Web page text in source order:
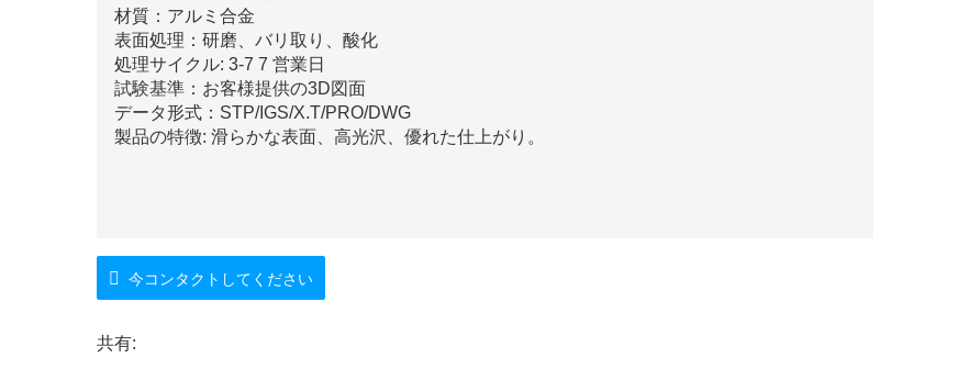
材質：アルミ合金
表面処理：研磨、バリ取り、酸化
処理サイクル: 3-7 7 営業日
試験基準：お客様提供の3D図面
データ形式：STP/IGS/X.T/PRO/DWG
製品の特徴: 滑らかな表面、高光沢、優れた仕上がり。
今コンタクトしてください
共有: